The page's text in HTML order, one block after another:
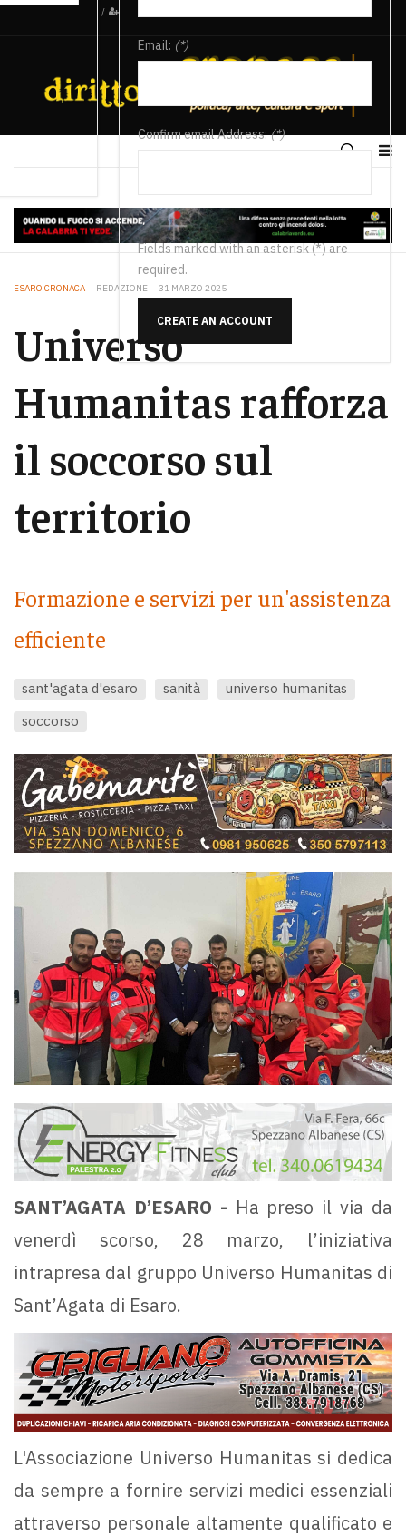
/
Email: (*)
Confirm email Address:(*)
Fields marked with an asterisk (*) are
required.
CREATE AN ACCOUNT
ESARO CRONACA REDAZIONE 31 MARZO 2025
Universo
Humanitas rafforza
il soccorso sul
territorio
Formazione e servizi per un'assistenza
efficiente
sant'agata d'esaro sanità
universo humanitas
soccorso
SANT’AGATA D’ESARO - Ha preso il via da
venerdì scorso, 28 marzo, l’iniziativa
intrapresa dal gruppo Universo Humanitas di
Sant’Agata di Esaro.
L'Associazione Universo Humanitas si dedica
da sempre a fornire servizi medici essenziali
attraverso personale altamente qualificato e